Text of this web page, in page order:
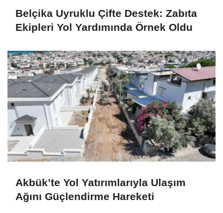
Belçika Uyruklu Çifte Destek: Zabıta
Ekipleri Yol Yardımında Örnek Oldu
Akbük’te Yol Yatırımlarıyla Ulaşım
Ağını Güçlendirme Hareketi